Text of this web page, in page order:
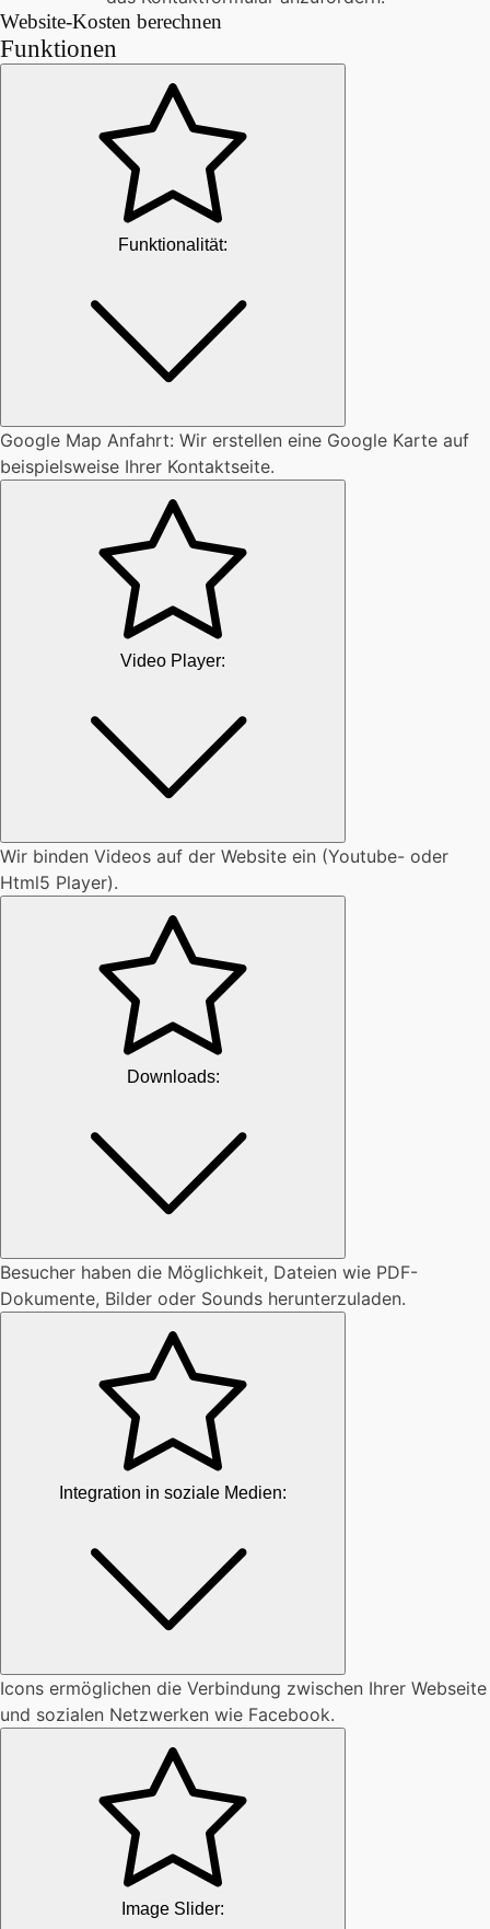
Website-Kosten berechnen
Funktionen
Funktionalität:
Google Map Anfahrt: Wir erstellen eine Google Karte auf
beispielsweise Ihrer Kontaktseite.
Video Player:
Wir binden Videos auf der Website ein (Youtube- oder
Html5 Player).
Downloads:
Besucher haben die Möglichkeit, Dateien wie PDF-
Dokumente, Bilder oder Sounds herunterzuladen.
Integration in soziale Medien:
Icons ermöglichen die Verbindung zwischen Ihrer Webseite
und sozialen Netzwerken wie Facebook.
Image Slider: